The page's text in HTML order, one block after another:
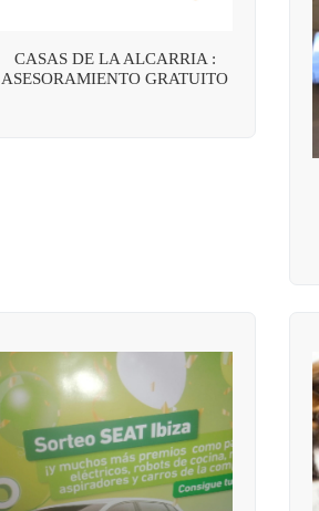
CASAS DE LA ALCARRIA :
ASESORAMIENTO GRATUITO